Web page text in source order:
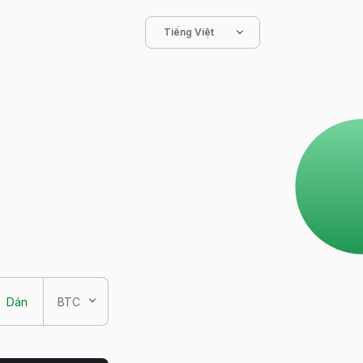
Tiếng Việt
Dán BTC